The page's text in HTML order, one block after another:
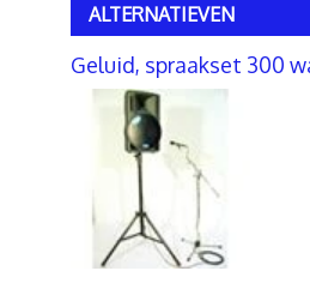
ALTERNATIEVEN
Geluid, spraakset 300